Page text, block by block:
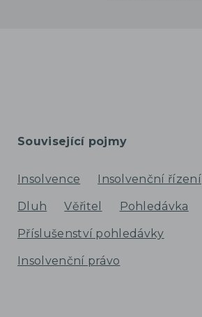
Související pojmy
Insolvence Insolvenční řízení
Dluh Věřitel Pohledávka
Příslušenství pohledávky
Insolvenční právo